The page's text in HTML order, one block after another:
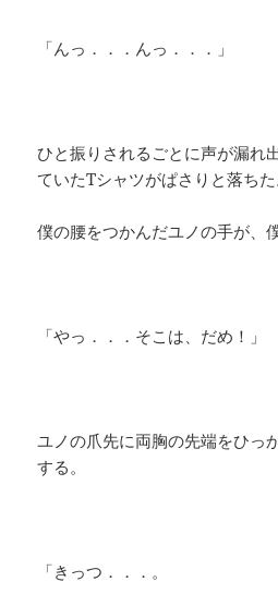
「んっ．．．んっ．．．」
ひと振りされるごとに声が漏れ
ていたTシャツがぱさりと落ちた
僕の腰をつかんだユノの手が、
「やっ．．．そこは、だめ！」
ユノの爪先に両胸の先端をひっ
する。
「きっつ．．．。